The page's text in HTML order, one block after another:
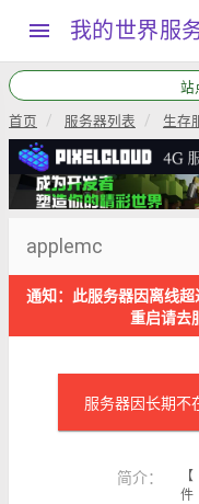
menu 我的世界服
站
首页 服务器列表 生存
applemc
通知：此服务器因离线
重启请去
服务器因长期不
简介：
件